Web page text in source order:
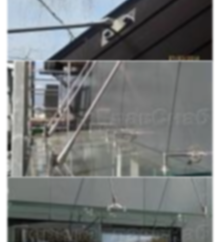
полимерной ленте проложенной внутри стекла.
Вечный. Стекло с течением времени, в отличие от
металла или поликарбоната, не мутнеет, не
подвергается коррозии, не деформируется при
перепаде температур. Конструкция прослужит
значительно дольше.
Не требует ухода.Стеклянный козырёк не придётся
перекрашивать раз в три года, как металлический.
Его не прожгёшь моющим средством, как
поликарбонат. Лишь иногда протирайте его и он
всегда будет как новенький.
Подходит для любых климатических зон.
одинаково устойчиво к влаге, заморозкам, жаре и
сильному ветру.
В комплект входит:
1.k658- 4 шт
3.
5.k661-R- 4 шт
k269-6